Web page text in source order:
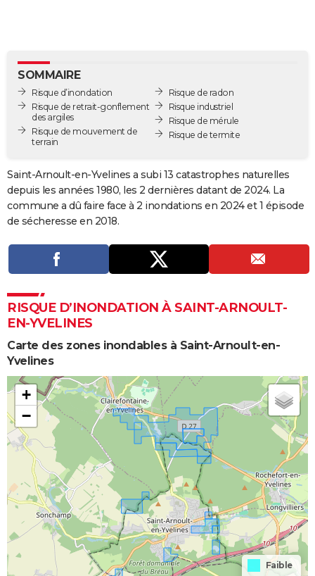
BONS PLANS
CARTE DE VOEUX
Carte de Noël
Carte Bonne année
Carte Saint-Valentin
Carte Pâques
Carte d'anniversaire
DICTIONNAIRE
COPAINS D'AVANT
AVIS DE DÉCÈS
FORUM
Lifestyle
Sport
Television
Cinema
SOMMAIRE
Risque d’inondation
Risque de retrait-gonflement
des argiles
Risque de mouvement de
terrain
Risque de radon
Risque industriel
Risque de mérule
Risque de termite
Saint-Arnoult-en-Yvelines a subi 13 catastrophes naturelles
depuis les années 1980, les 2 dernières datant de 2024. La
commune a dû faire face à 2 inondations en 2024 et 1 épisode
de sécheresse en 2018.
RISQUE D’INONDATION À SAINT-ARNOULT-
EN-YVELINES
Carte des zones inondables à Saint-Arnoult-en-
Yvelines
+
−
Faible